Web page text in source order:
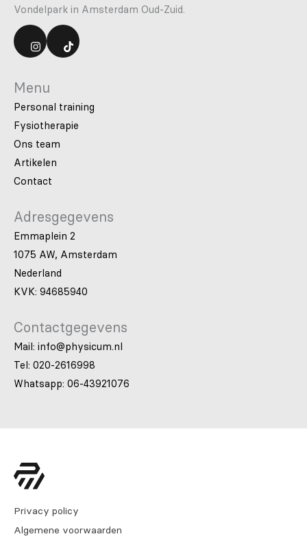
Vondelpark in Amsterdam Oud-Zuid.
Menu
Personal training
Fysiotherapie
Ons team
Artikelen
Contact
Adresgegevens
Emmaplein 2
1075 AW, Amsterdam
Nederland
KVK: 94685940
Contactgegevens
Mail: info@physicum.nl
Tel: 020-2616998
Whatsapp: 06-43921076
Privacy policy
Algemene voorwaarden